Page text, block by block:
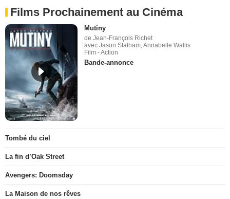
Films Prochainement au Cinéma
Mutiny
de Jean-François Richet
avec Jason Statham, Annabelle Wallis
Film - Action
Bande-annonce
Tombé du ciel
La fin d’Oak Street
Avengers: Doomsday
La Maison de nos rêves